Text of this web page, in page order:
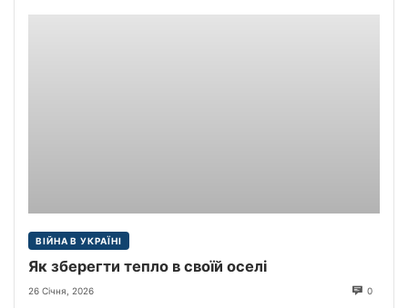
ВІЙНА В УКРАЇНІ
Як зберегти тепло в своїй оселі
26 Січня, 2026 0